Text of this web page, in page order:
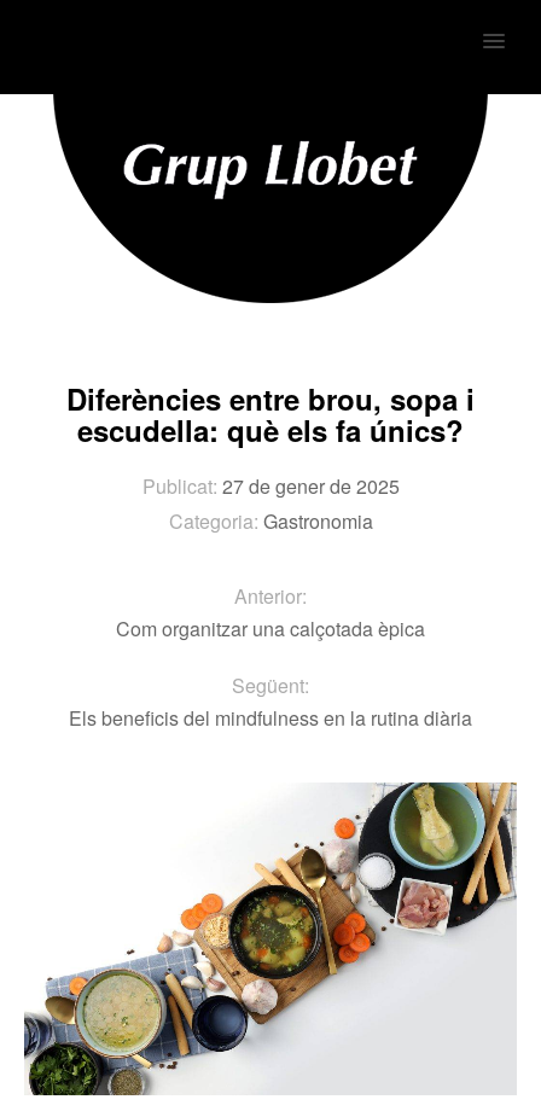
MENU
Diferències entre brou, sopa i
escudella: què els fa únics?
Publicat: 27 de gener de 2025
Categoria: Gastronomia
Anterior:
Com organitzar una calçotada èpica
Següent:
Els beneficis del mindfulness en la rutina diària